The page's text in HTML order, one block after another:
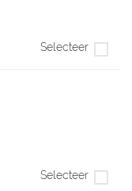
Selecteer
Selecteer